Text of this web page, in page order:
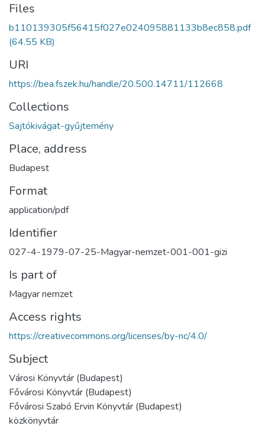
Files
b110139305f56415f027e024095881133b8ec858.pdf
(64.55 KB)
URI
https://bea.fszek.hu/handle/20.500.14711/112668
Collections
Sajtókivágat-gyűjtemény
Place, address
Budapest
Format
application/pdf
Identifier
027-4-1979-07-25-Magyar-nemzet-001-001-gizi
Is part of
Magyar nemzet
Access rights
https://creativecommons.org/licenses/by-nc/4.0/
Subject
Városi Könyvtár (Budapest)
Fővárosi Könyvtár (Budapest)
Fővárosi Szabó Ervin Könyvtár (Budapest)
közkönyvtár